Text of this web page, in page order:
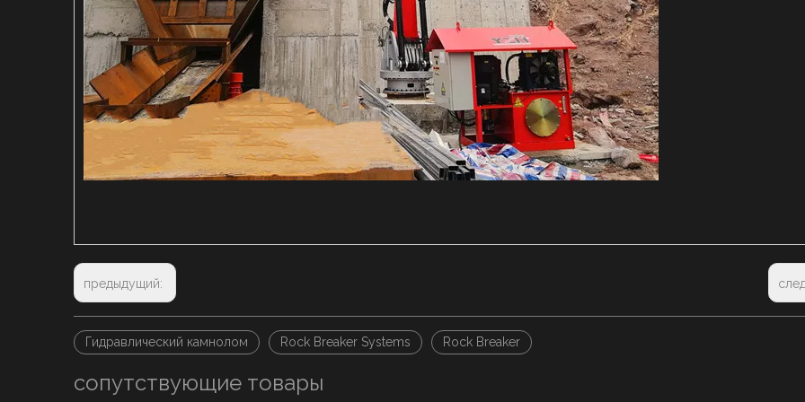
предыдущий:
Гидравлический камнолом Rock Breaker Systems Rock Breaker
сопутствующие товары